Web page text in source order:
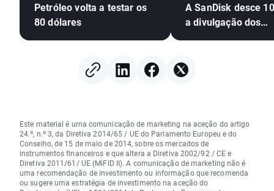
Petróleo volta a testar os
80 dólares
A SanDisk desce
a divulgação dos
pressão
Este material é uma comunicação de marketing na aceção do artigo
24.º, n.º 3, da Diretiva 2014/65 / UE do Parlamento Europeu e do
Conselho, de 15 de maio de 2014, sobre os mercados de
instrumentos financeiros e que altera a Diretiva 2002/92 / CE e
Diretiva 2011/61/ UE (MiFID II). A comunicação de marketing não é
uma recomendação de investimento ou informação que recomenda
ou sugere uma estratégia de investimento na aceção do